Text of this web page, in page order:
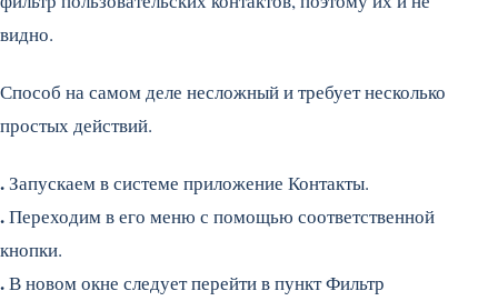
видно.
Способ на самом деле несложный и требует несколько
простых действий.
.Запускаем в системе приложение Контакты.
.Переходим в его меню с помощью соответственной
кнопки.
.В новом окне следует перейти в пункт Фильтр